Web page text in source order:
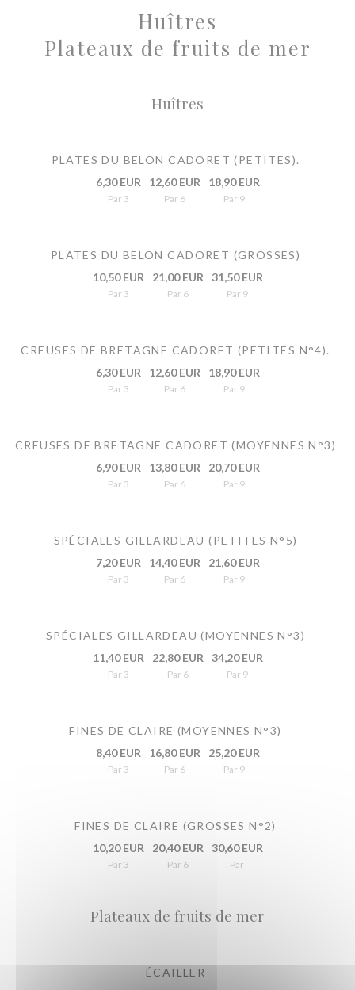
Huîtres
Plateaux de fruits de mer
Huîtres
PLATES DU BELON CADORET (PETITES).
6,30 EUR
Par 3
12,60 EUR
Par 6
18,90 EUR
Par 9
PLATES DU BELON CADORET (GROSSES)
10,50 EUR
Par 3
21,00 EUR
Par 6
31,50 EUR
Par 9
CREUSES DE BRETAGNE CADORET (PETITES N°4).
6,30 EUR
Par 3
12,60 EUR
Par 6
18,90 EUR
Par 9
CREUSES DE BRETAGNE CADORET (MOYENNES N°3)
6,90 EUR
Par 3
13,80 EUR
Par 6
20,70 EUR
Par 9
SPÉCIALES GILLARDEAU (PETITES N°5)
7,20 EUR
Par 3
14,40 EUR
Par 6
21,60 EUR
Par 9
SPÉCIALES GILLARDEAU (MOYENNES N°3)
11,40 EUR
Par 3
22,80 EUR
Par 6
34,20 EUR
Par 9
FINES DE CLAIRE (MOYENNES N°3)
8,40 EUR
Par 3
16,80 EUR
Par 6
25,20 EUR
Par 9
FINES DE CLAIRE (GROSSES N°2)
10,20 EUR
Par 3
20,40 EUR
Par 6
30,60 EUR
Par
Plateaux de fruits de mer
ÉCAILLER